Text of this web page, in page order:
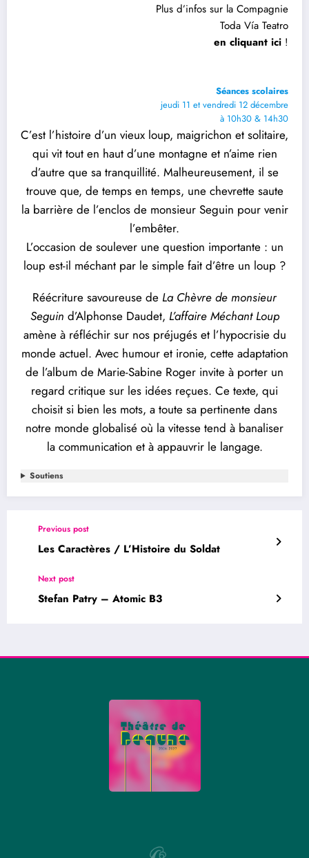
Plus d’infos sur la Compagnie
Toda Vía Teatro
en cliquant ici !
Séances scolaires
jeudi 11 et vendredi 12 décembre
à 10h30 & 14h30
C’est l’histoire d’un vieux loup, maigrichon et solitaire,
qui vit tout en haut d’une montagne et n’aime rien
d’autre que sa tranquillité. Malheureusement, il se
trouve que, de temps en temps, une chevrette saute
la barrière de l’enclos de monsieur Seguin pour venir
l’embêter.
L’occasion de soulever une question importante : un
loup est-il méchant par le simple fait d’être un loup ?
Réécriture savoureuse de La Chèvre de monsieur
Seguin d’Alphonse Daudet, L’affaire Méchant Loup
amène à réfléchir sur nos préjugés et l’hypocrisie du
monde actuel. Avec humour et ironie, cette adaptation
de l’album de Marie-Sabine Roger invite à porter un
regard critique sur les idées reçues. Ce texte, qui
choisit si bien les mots, a toute sa pertinente dans
notre monde globalisé où la vitesse tend à banaliser
la communication et à appauvrir le langage.
Soutiens
Previous post
Les Caractères / L’Histoire du Soldat
Next post
Stefan Patry – Atomic B3